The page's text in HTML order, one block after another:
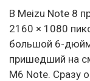
В Meizu Note 8
2160 × 1080
большой 6-
пришедший на
M6 Note. Сразу